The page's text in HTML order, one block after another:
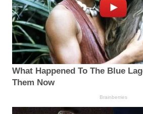
What Happened To The Blue
Them Now
Brainberries